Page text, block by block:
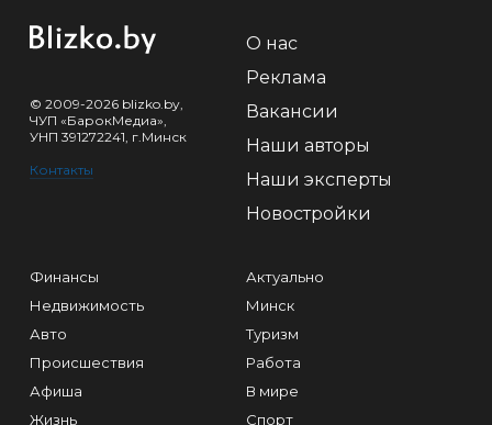
© 2009-2026 blizko.by,
ЧУП «БарокМедиа»,
УНП 391272241, г.Минск
Контакты
О нас
Реклама
Вакансии
Наши авторы
Наши эксперты
Новостройки
Финансы
Недвижимость
Авто
Происшествия
Афиша
Жизнь
Актуально
Минск
Туризм
Работа
В мире
Спорт